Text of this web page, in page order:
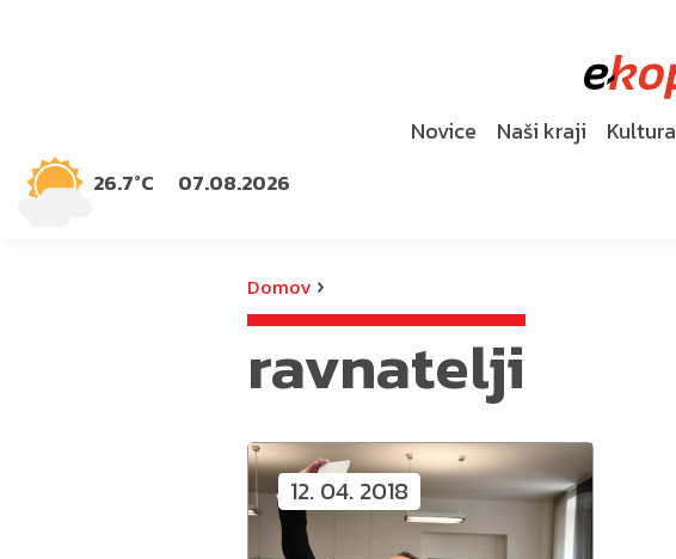
26.7°C 07.08.2026
Novice Naši kraji Kultura
Domov ›
ravnatelji
12. 04. 2018